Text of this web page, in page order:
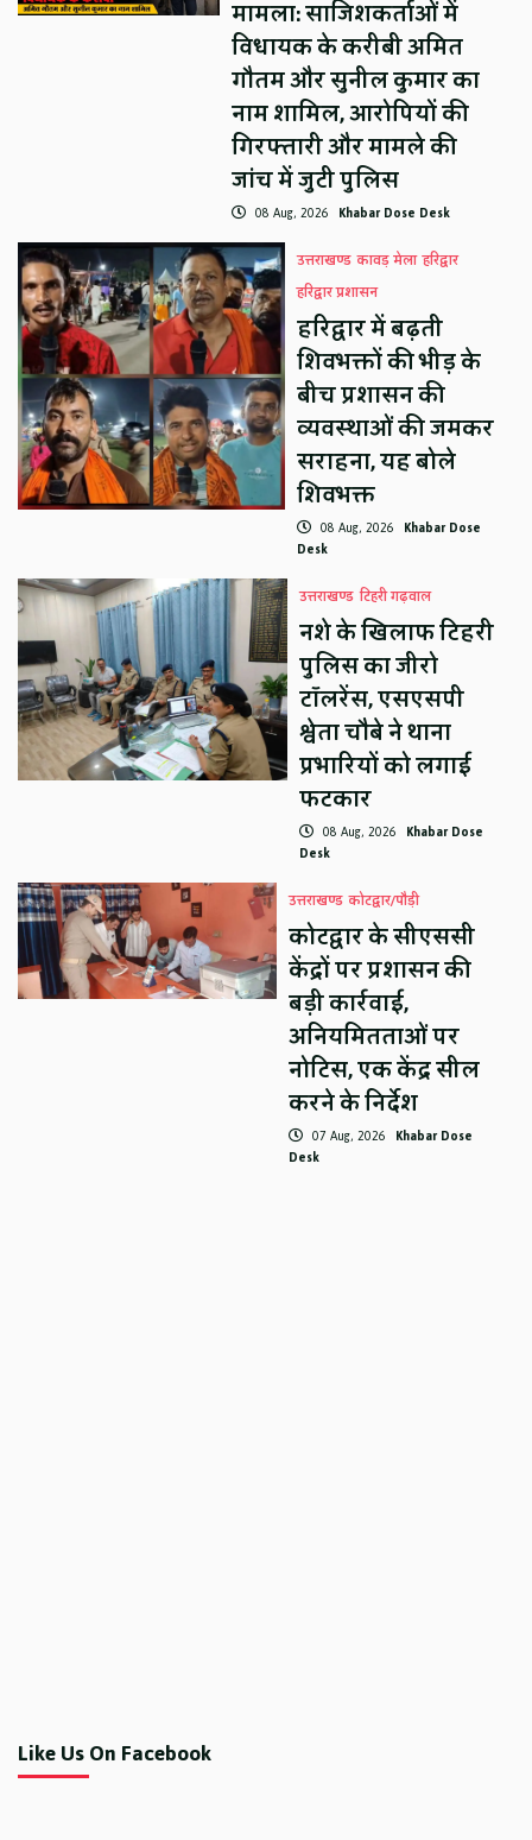
मामला: साजिशकर्ताओं में
विधायक के करीबी अमित
गौतम और सुनील कुमार का
नाम शामिल, आरोपियों की
गिरफ्तारी और मामले की
जांच में जुटी पुलिस
08 Aug, 2026 Khabar Dose Desk
उत्तराखण्ड कावड़ मेला हरिद्वार
हरिद्वार प्रशासन
हरिद्वार में बढ़ती
शिवभक्तों की भीड़ के
बीच प्रशासन की
व्यवस्थाओं की जमकर
सराहना, यह बोले
शिवभक्त
08 Aug, 2026 Khabar Dose
Desk
उत्तराखण्ड टिहरी गढ़वाल
नशे के खिलाफ टिहरी
पुलिस का जीरो
टॉलरेंस, एसएसपी
श्वेता चौबे ने थाना
प्रभारियों को लगाई
फटकार
08 Aug, 2026 Khabar Dose
Desk
उत्तराखण्ड कोटद्वार/पौड़ी
कोटद्वार के सीएससी
केंद्रों पर प्रशासन की
बड़ी कार्रवाई,
अनियमितताओं पर
नोटिस, एक केंद्र सील
करने के निर्देश
07 Aug, 2026 Khabar Dose
Desk
Like Us On Facebook